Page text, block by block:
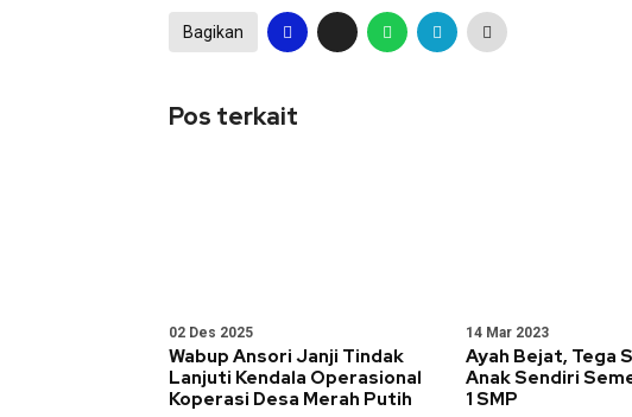
Bagikan
Pos terkait
02 Des 2025
Wabup Ansori Janji Tindak
Lanjuti Kendala Operasional
Koperasi Desa Merah Putih
14 Mar 2023
Ayah Bejat, Tega
Anak Sendiri
1 SMP